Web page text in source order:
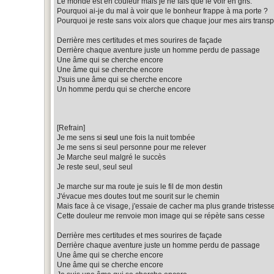
Pourquoi ai-je du mal à voir que le bonheur frappe à ma porte ?
Pourquoi je reste sans voix alors que chaque jour mes airs
Derrière mes certitudes et mes sourires de façade
Derrière chaque aventure juste un homme perdu de passage
Une âme qui se cherche encore
Une âme qui se cherche encore
J'suis une âme qui se cherche encore
Un homme perdu qui se cherche encore
[Refrain]
Je me sens si seul une fois la nuit tombée
Je me sens si seul personne pour me relever
Je Marche seul malgré le succès
Je reste seul, seul seul
Je marche sur ma route je suis le fil de mon destin
J'évacue mes doutes tout me sourit sur le chemin
Mais face à ce visage, j'essaie de cacher ma plus grande tristesse
Cette douleur me renvoie mon image qui se répète sans cesse
Derrière mes certitudes et mes sourires de façade
Derrière chaque aventure juste un homme perdu de passage
Une âme qui se cherche encore
Une âme qui se cherche encore